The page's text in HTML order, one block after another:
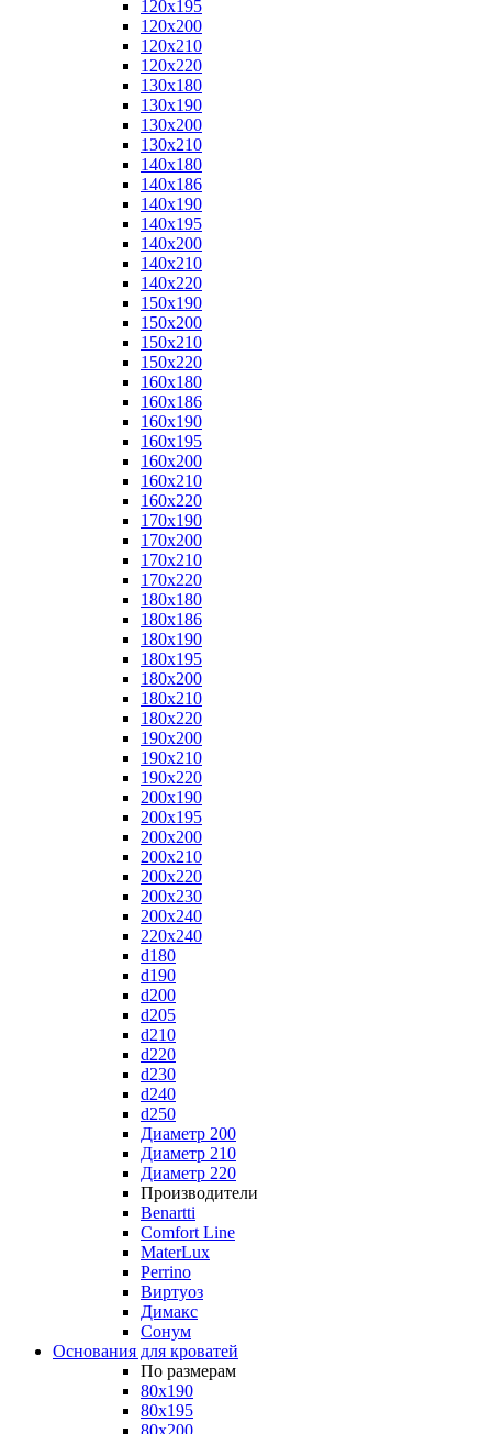
120x195
120x200
120x210
120x220
130x180
130x190
130x200
130x210
140x180
140x186
140x190
140x195
140x200
140x210
140x220
150x190
150x200
150x210
150x220
160x180
160x186
160x190
160x195
160x200
160x210
160x220
170x190
170x200
170x210
170x220
180x180
180x186
180x190
180x195
180x200
180x210
180x220
190x200
190x210
190x220
200x190
200x195
200x200
200x210
200x220
200x230
200x240
220x240
d180
d190
d200
d205
d210
d220
d230
d240
d250
Диаметр 200
Диаметр 210
Диаметр 220
Производители
Benartti
Comfort Line
MaterLux
Perrino
Виртуоз
Димакс
Сонум
Основания для кроватей
По размерам
80x190
80x195
80x200